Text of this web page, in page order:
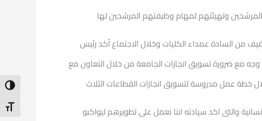
وتهيئتهم لمهام وظيفتهم المرشحين لها
من السادة عمداء الكليات وخلال الاجتماع أكد رئيس
مع ضرورة تسويق انجازات الجامعة من خلال التعاون مع
خطة عمل مدروسة لتسويق انجازات القطاعات الثلاث
والتى اكد سيادته اننا نعمل على تطويرهم ليواكبو